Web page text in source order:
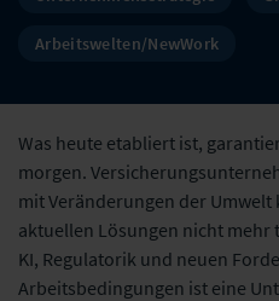
Arbeitswelten/NewWork
Was heute etabliert ist,
morgen.
mit Veränderungen der
aktuellen Lösungen nicht
KI, Regulatorik und neuen
Arbeitsbedingungen ist eine